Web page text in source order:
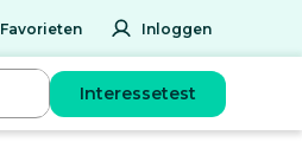
Favorieten Inloggen
Interessetest